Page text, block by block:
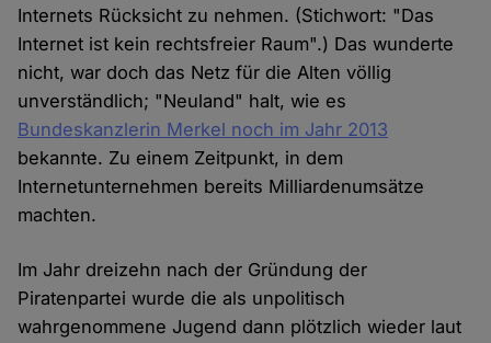
Internets Rücksicht zu nehmen. (Stichwort: "Das
Internet ist kein rechtsfreier Raum".) Das wunderte
nicht, war doch das Netz für die Alten völlig
unverständlich; "Neuland" halt, wie es
Bundeskanzlerin Merkel noch im Jahr 2013
bekannte. Zu einem Zeitpunkt, in dem
Internetunternehmen bereits Milliardenumsätze
machten.
Im Jahr dreizehn nach der Gründung der
Piratenpartei wurde die als unpolitisch
wahrgenommene Jugend dann plötzlich wieder laut